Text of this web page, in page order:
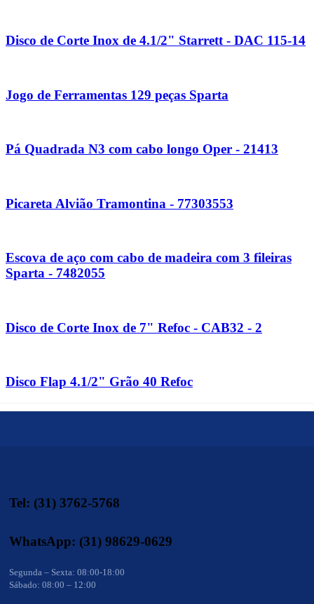
Disco de Corte Inox de 4.1/2" Starrett - DAC 115-14
Jogo de Ferramentas 129 peças Sparta
Pá Quadrada N3 com cabo longo Oper - 21413
Picareta Alvião Tramontina - 77303553
Escova de aço com cabo de madeira com 3 fileiras
Sparta - 7482055
Disco de Corte Inox de 7" Refoc - CAB32 - 2
Disco Flap 4.1/2" Grão 40 Refoc
Tel: (31) 3762-5768
WhatsApp: (31) 98629-0629
Segunda – Sexta: 08:00-18:00
Sábado: 08:00 – 12:00